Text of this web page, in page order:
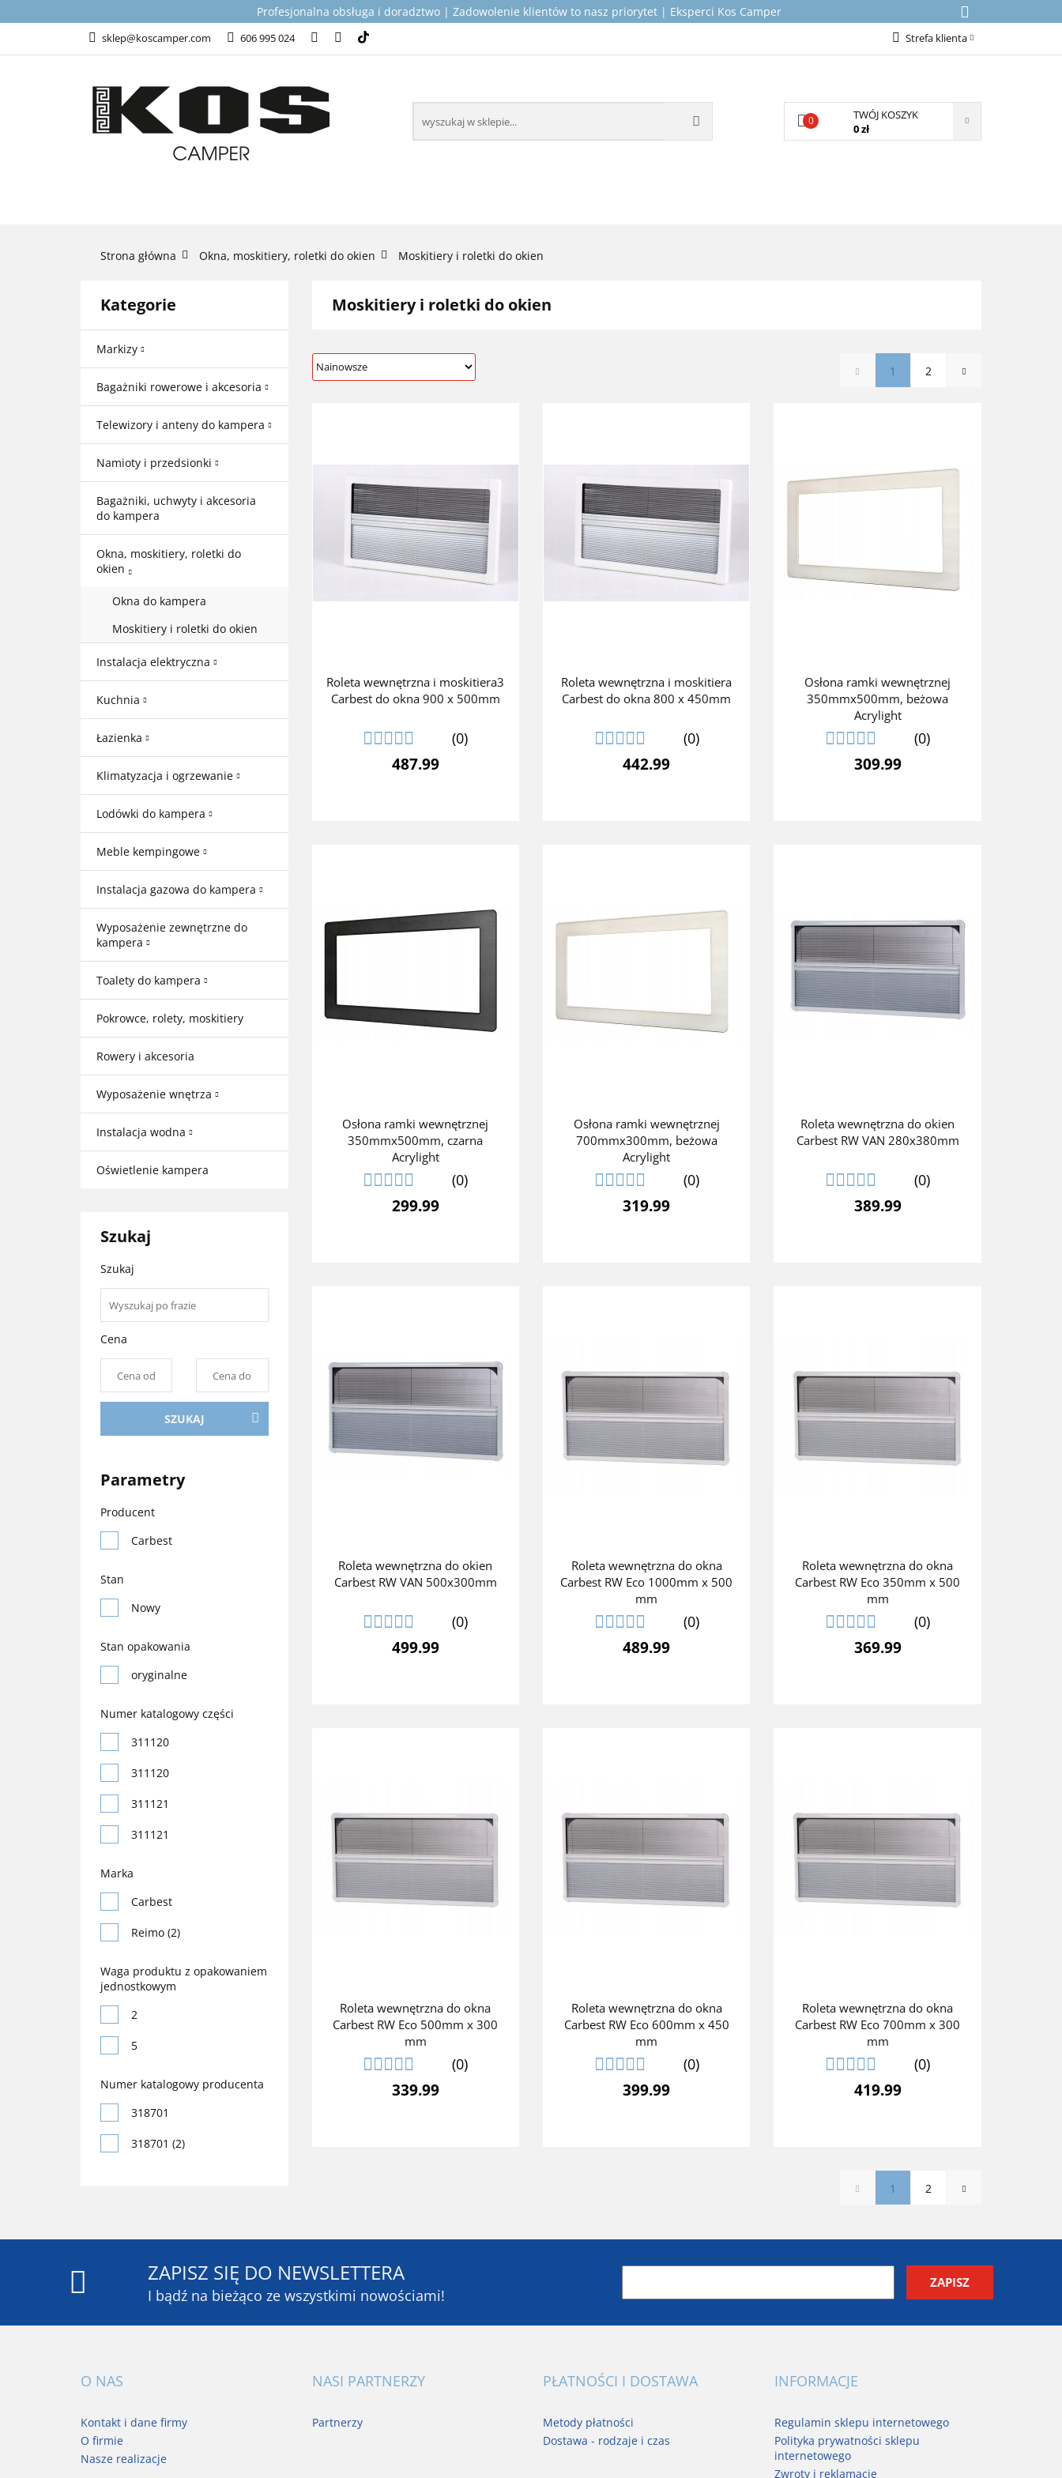
Profesjonalna obsługa i doradztwo | Zadowolenie klientów to nasz priorytet | Eksperci Kos Camper
sklep@koscamper.com 606 995 024 Strefa klienta
Dodaj zgłoszenie
Zgody cookies
0
TWÓJ KOSZYK
0 zł
KATEGORIE TOP PRODUKTY DLA KAMPERÓW MONTAŻ I SERWIS
Strona główna Okna, moskitiery, roletki do okien Moskitiery i roletki do okien
Kategorie
Markizy
Bagażniki rowerowe i akcesoria
Telewizory i anteny do kampera
Namioty i przedsionki
Bagażniki, uchwyty i akcesoria
do kampera
Okna, moskitiery, roletki do
okien
Okna do kampera
Moskitiery i roletki do okien
Instalacja elektryczna
Kuchnia
Łazienka
Klimatyzacja i ogrzewanie
Lodówki do kampera
Meble kempingowe
Instalacja gazowa do kampera
Wyposażenie zewnętrzne do
kampera
Toalety do kampera
Pokrowce, rolety, moskitiery
Rowery i akcesoria
Wyposażenie wnętrza
Instalacja wodna
Oświetlenie kampera
Szukaj
Szukaj
Cena
SZUKAJ
Parametry
Producent
Carbest
Stan
Nowy
Stan opakowania
oryginalne
Numer katalogowy części
311120
311120
311121
311121
31800160
318711
318811
318811
318871
318901
318901
318902
319111
319111
Marka
Carbest
Reimo (2)
Waga produktu z opakowaniem
jednostkowym
2
5
Numer katalogowy producenta
318701
318701 (2)
Moskitiery i roletki do okien
1 2
Roleta wewnętrzna i moskitiera3
Carbest do okna 900 x 500mm
(0)
487.99
Roleta wewnętrzna i moskitiera
Carbest do okna 800 x 450mm
(0)
442.99
Osłona ramki wewnętrznej
350mmx500mm, beżowa
Acrylight
(0)
309.99
Osłona ramki wewnętrznej
350mmx500mm, czarna
Acrylight
(0)
299.99
Osłona ramki wewnętrznej
700mmx300mm, beżowa
Acrylight
(0)
319.99
Roleta wewnętrzna do okien
Carbest RW VAN 280x380mm
(0)
389.99
Roleta wewnętrzna do okien
Carbest RW VAN 500x300mm
(0)
499.99
Roleta wewnętrzna do okna
Carbest RW Eco 1000mm x 500
mm
(0)
489.99
Roleta wewnętrzna do okna
Carbest RW Eco 350mm x 500
mm
(0)
369.99
Roleta wewnętrzna do okna
Carbest RW Eco 500mm x 300
mm
(0)
339.99
Roleta wewnętrzna do okna
Carbest RW Eco 600mm x 450
mm
(0)
399.99
Roleta wewnętrzna do okna
Carbest RW Eco 700mm x 300
mm
(0)
419.99
1 2
ZAPISZ SIĘ DO NEWSLETTERA
I bądź na bieżąco ze wszystkimi nowościami!
O NAS
Kontakt i dane firmy
O firmie
Nasze realizacje
NASI PARTNERZY
Partnerzy
PŁATNOŚCI I DOSTAWA
Metody płatności
Dostawa - rodzaje i czas
INFORMACJE
Regulamin sklepu internetowego
Polityka prywatności sklepu
internetowego
Zwroty i reklamacje